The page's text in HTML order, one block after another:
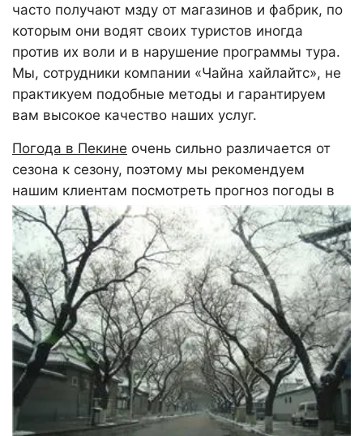
часто получают мзду от магазинов и фабрик, по
которым они водят своих туристов иногда
против их воли и в нарушение программы тура.
Мы, сотрудники компании «Чайна хайлайтс», не
практикуем подобные методы и гарантируем
вам высокое качество наших услуг.
Погода в Пекине очень сильно различается от
сезона к сезону, поэтому мы рекомендуем
нашим клиентам посмотреть прогноз погоды в